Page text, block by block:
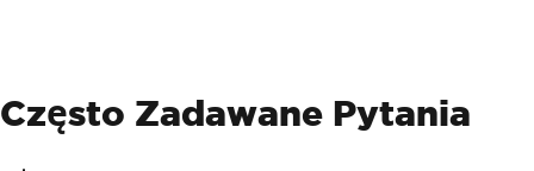
Często Zadawane Pytania